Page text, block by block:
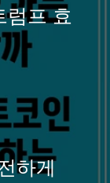
럼프 효
하게